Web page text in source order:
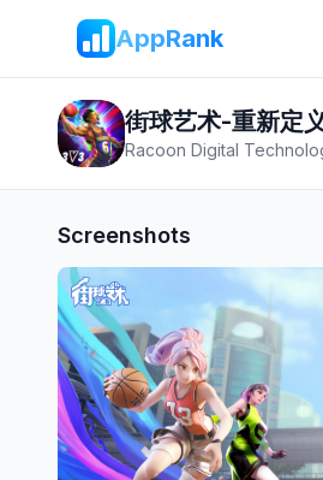
AppRank
街球艺术-重新定
Racoon Digital
Screenshots